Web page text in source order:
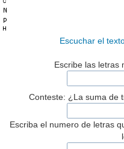
Escuchar el
Escribe las letras
Conteste: ¿La suma de
Escriba el numero de letras